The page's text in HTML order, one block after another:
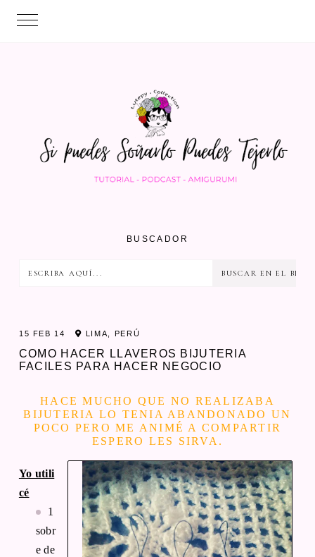
BUSCADOR
15 FEB 14 LIMA, PERÚ
COMO HACER LLAVEROS BIJUTERIA
FACILES PARA HACER NEGOCIO
HACE MUCHO QUE NO REALIZABA
BIJUTERIA LO TENIA ABANDONADO UN
POCO PERO ME ANIMÉ A COMPARTIR
ESPERO LES SIRVA.
Yo utili
cé
1
sobr
e de